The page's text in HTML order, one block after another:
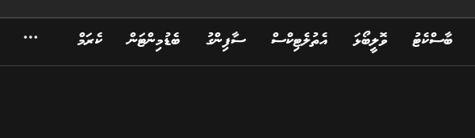
ބާސްކެޓު ވޮލީބޯޅަ އެތުލެޓިކްސް ސާފިންގު ބެޑުމިންޓަން ކެރަމް